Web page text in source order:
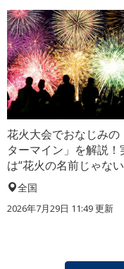
花火大会でおなじみの
ターマイン」を解説！
は“花火の名前じゃない
全国
2026年7月29日 11:49 更新